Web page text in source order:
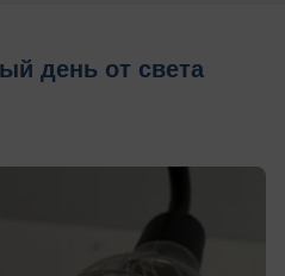
день от света